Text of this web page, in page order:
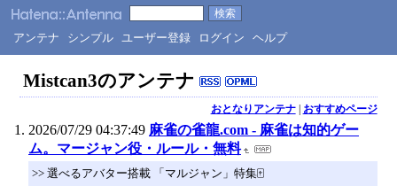
アンテナ シンプル ユーザー登録 ログイン ヘルプ
Mistcan3のアンテナ
おとなりアンテナ| おすすめページ
2026/07/29 04:37:49 麻雀の雀龍.com - 麻雀は知的ゲー
ム。マージャン役・ルール・無料
>> 選べるアバター搭載 「マルジャン」特集🀄